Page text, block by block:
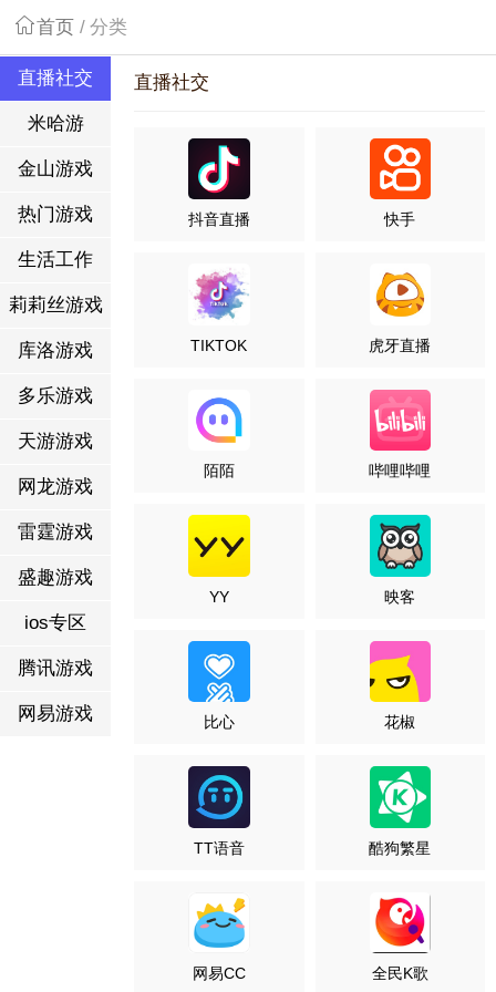
首页 / 分类
直播社交
米哈游
金山游戏
热门游戏
生活工作
莉莉丝游戏
库洛游戏
多乐游戏
天游游戏
网龙游戏
雷霆游戏
盛趣游戏
ios专区
腾讯游戏
网易游戏
直播社交
抖音直播 快手
TIKTOK 虎牙直播
陌陌 哔哩哔哩
YY 映客
比心 花椒
TT语音 酷狗繁星
网易CC 全民K歌